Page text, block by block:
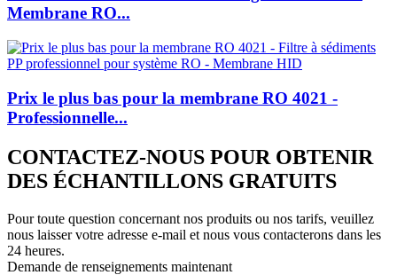
Membrane RO...
Prix ​​le plus bas pour la membrane RO 4021 -
Professionnelle...
CONTACTEZ-NOUS POUR OBTENIR
DES ÉCHANTILLONS GRATUITS
Pour toute question concernant nos produits ou nos tarifs, veuillez
nous laisser votre adresse e-mail et nous vous contacterons dans les
24 heures.
Demande de renseignements maintenant